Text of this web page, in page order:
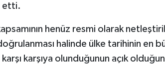
etti.
henüz resmi olarak
halinde ülke tarihinin en
karşıya olunduğunun açık